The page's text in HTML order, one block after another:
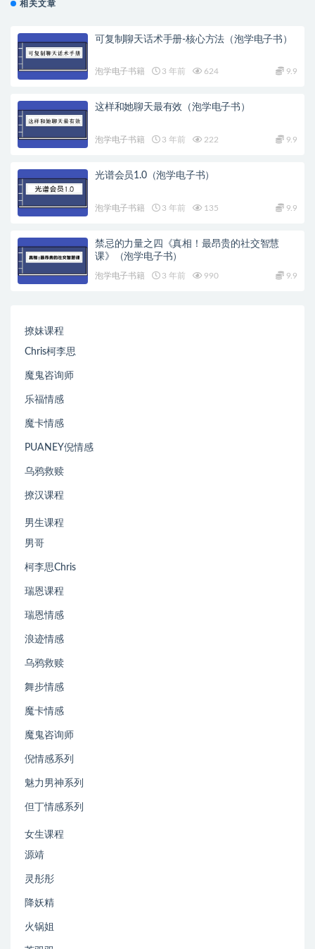
相关文章
可复制聊天话术手册-核心方法（泡学电子书）
泡学电子书籍 3 年前 624 9.9
这样和她聊天最有效（泡学电子书）
泡学电子书籍 3 年前 222 9.9
光谱会员1.0（泡学电子书）
泡学电子书籍 3 年前 135 9.9
禁忌的力量之四《真相！最昂贵的社交智慧
课》（泡学电子书）
泡学电子书籍 3 年前 990 9.9
撩妹课程
Chris柯李思
魔鬼咨询师
乐福情感
魔卡情感
PUANEY倪情感
乌鸦救赎
撩汉课程
男生课程
男哥
柯李思Chris
瑞恩课程
瑞恩情感
浪迹情感
乌鸦救赎
舞步情感
魔卡情感
魔鬼咨询师
倪情感系列
魅力男神系列
但丁情感系列
女生课程
源靖
灵彤彤
降妖精
火锅姐